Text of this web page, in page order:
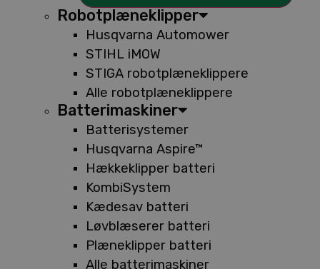
Robotplæneklipper
Husqvarna Automower
STIHL iMOW
STIGA robotplæneklippere
Alle robotplæneklippere
Batterimaskiner
Batterisystemer
Husqvarna Aspire™
Hækkeklipper batteri
KombiSystem
Kædesav batteri
Løvblæserer batteri
Plæneklipper batteri
Alle batterimaskiner